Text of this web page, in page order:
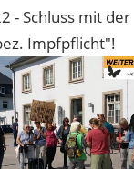
- Schluss mit der
Impfpflicht"!